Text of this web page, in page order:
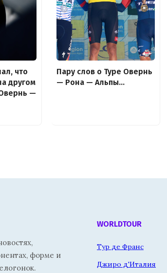
что
другом
—
Пару слов о Туре Овернь
— Рона — Альпы…
форме и
WORLDTOUR
Тур де Франс
Джиро д'Италия